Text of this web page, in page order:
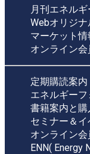
月刊エネル
Webオリジナ
マーケット情
オンライン
定期購読案内
エネルギー
書籍案内と購
セミナー＆
オンライン会
ENN( Energy